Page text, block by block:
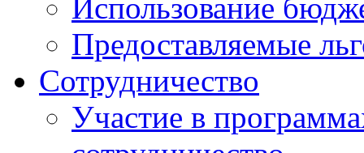
Использование
Предоставляемые
Сотрудничество
Участие в